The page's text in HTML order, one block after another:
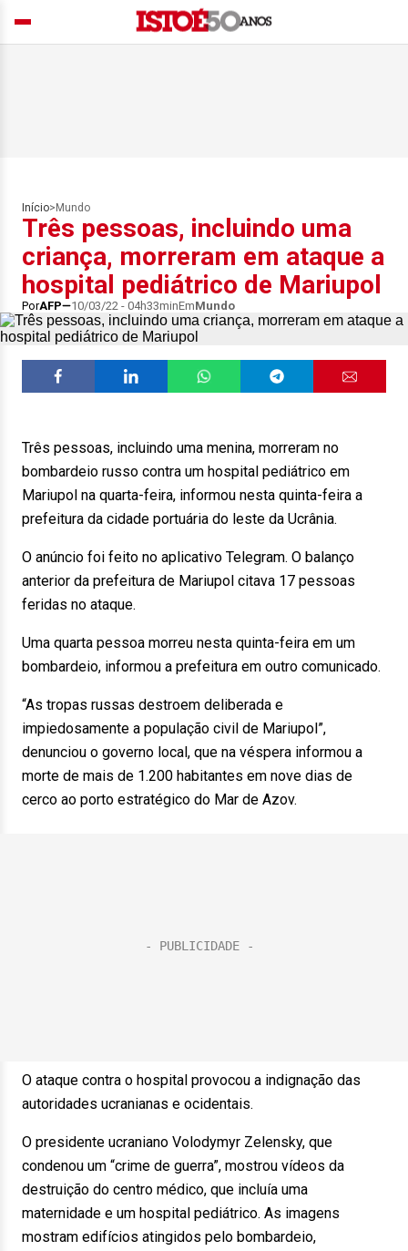
Início> Mundo
Três pessoas, incluindo uma
criança, morreram em ataque a
hospital pediátrico de Mariupol
PorAFP 10/03/22 - 04h33minEmMundo
Três pessoas, incluindo uma menina, morreram no
bombardeio russo contra um hospital pediátrico em
Mariupol na quarta-feira, informou nesta quinta-feira a
prefeitura da cidade portuária do leste da Ucrânia.
O anúncio foi feito no aplicativo Telegram. O balanço
anterior da prefeitura de Mariupol citava 17 pessoas
feridas no ataque.
Uma quarta pessoa morreu nesta quinta-feira em um
bombardeio, informou a prefeitura em outro comunicado.
“As tropas russas destroem deliberada e
impiedosamente a população civil de Mariupol”,
denunciou o governo local, que na véspera informou a
morte de mais de 1.200 habitantes em nove dias de
cerco ao porto estratégico do Mar de Azov.
O ataque contra o hospital provocou a indignação das
autoridades ucranianas e ocidentais.
O presidente ucraniano Volodymyr Zelensky, que
condenou um “crime de guerra”, mostrou vídeos da
destruição do centro médico, que incluía uma
maternidade e um hospital pediátrico. As imagens
mostram edifícios atingidos pelo bombardeio,